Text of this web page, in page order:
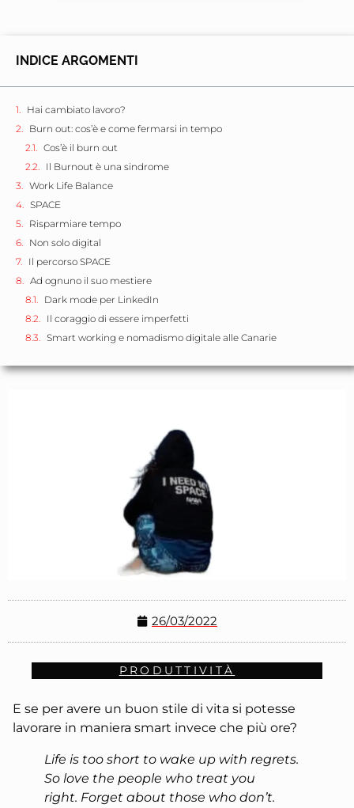
INDICE ARGOMENTI
Hai cambiato lavoro?
Burn out: cos’è e come fermarsi in tempo
Cos’è il burn out
Il Burnout è una sindrome
Work Life Balance
SPACE
Risparmiare tempo
Non solo digital
Il percorso SPACE
Ad ognuno il suo mestiere
Dark mode per LinkedIn
Il coraggio di essere imperfetti
Smart working e nomadismo digitale alle Canarie
26/03/2022
PRODUTTIVITÀ
E se per avere un buon stile di vita si potesse
lavorare in maniera smart invece che più ore?
Life is too short to wake up with regrets.
So love the people who treat you
right. Forget about those who don’t.